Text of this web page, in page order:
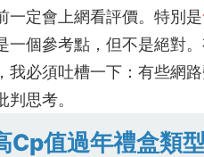
一定會上網看評價。特別是
一個參考點，但不是絕對
我必須吐槽一下：有些網
判思考。
Cp值過年禮盒類